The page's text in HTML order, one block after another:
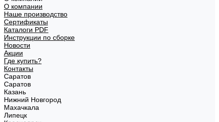
О компании
Наше производство
Сертификаты
Каталоги PDF
Инструкции по сборке
Новости
Акции
Где купить?
Контакты
Саратов
Саратов
Казань
Нижний Новгород
Махачкала
Липецк